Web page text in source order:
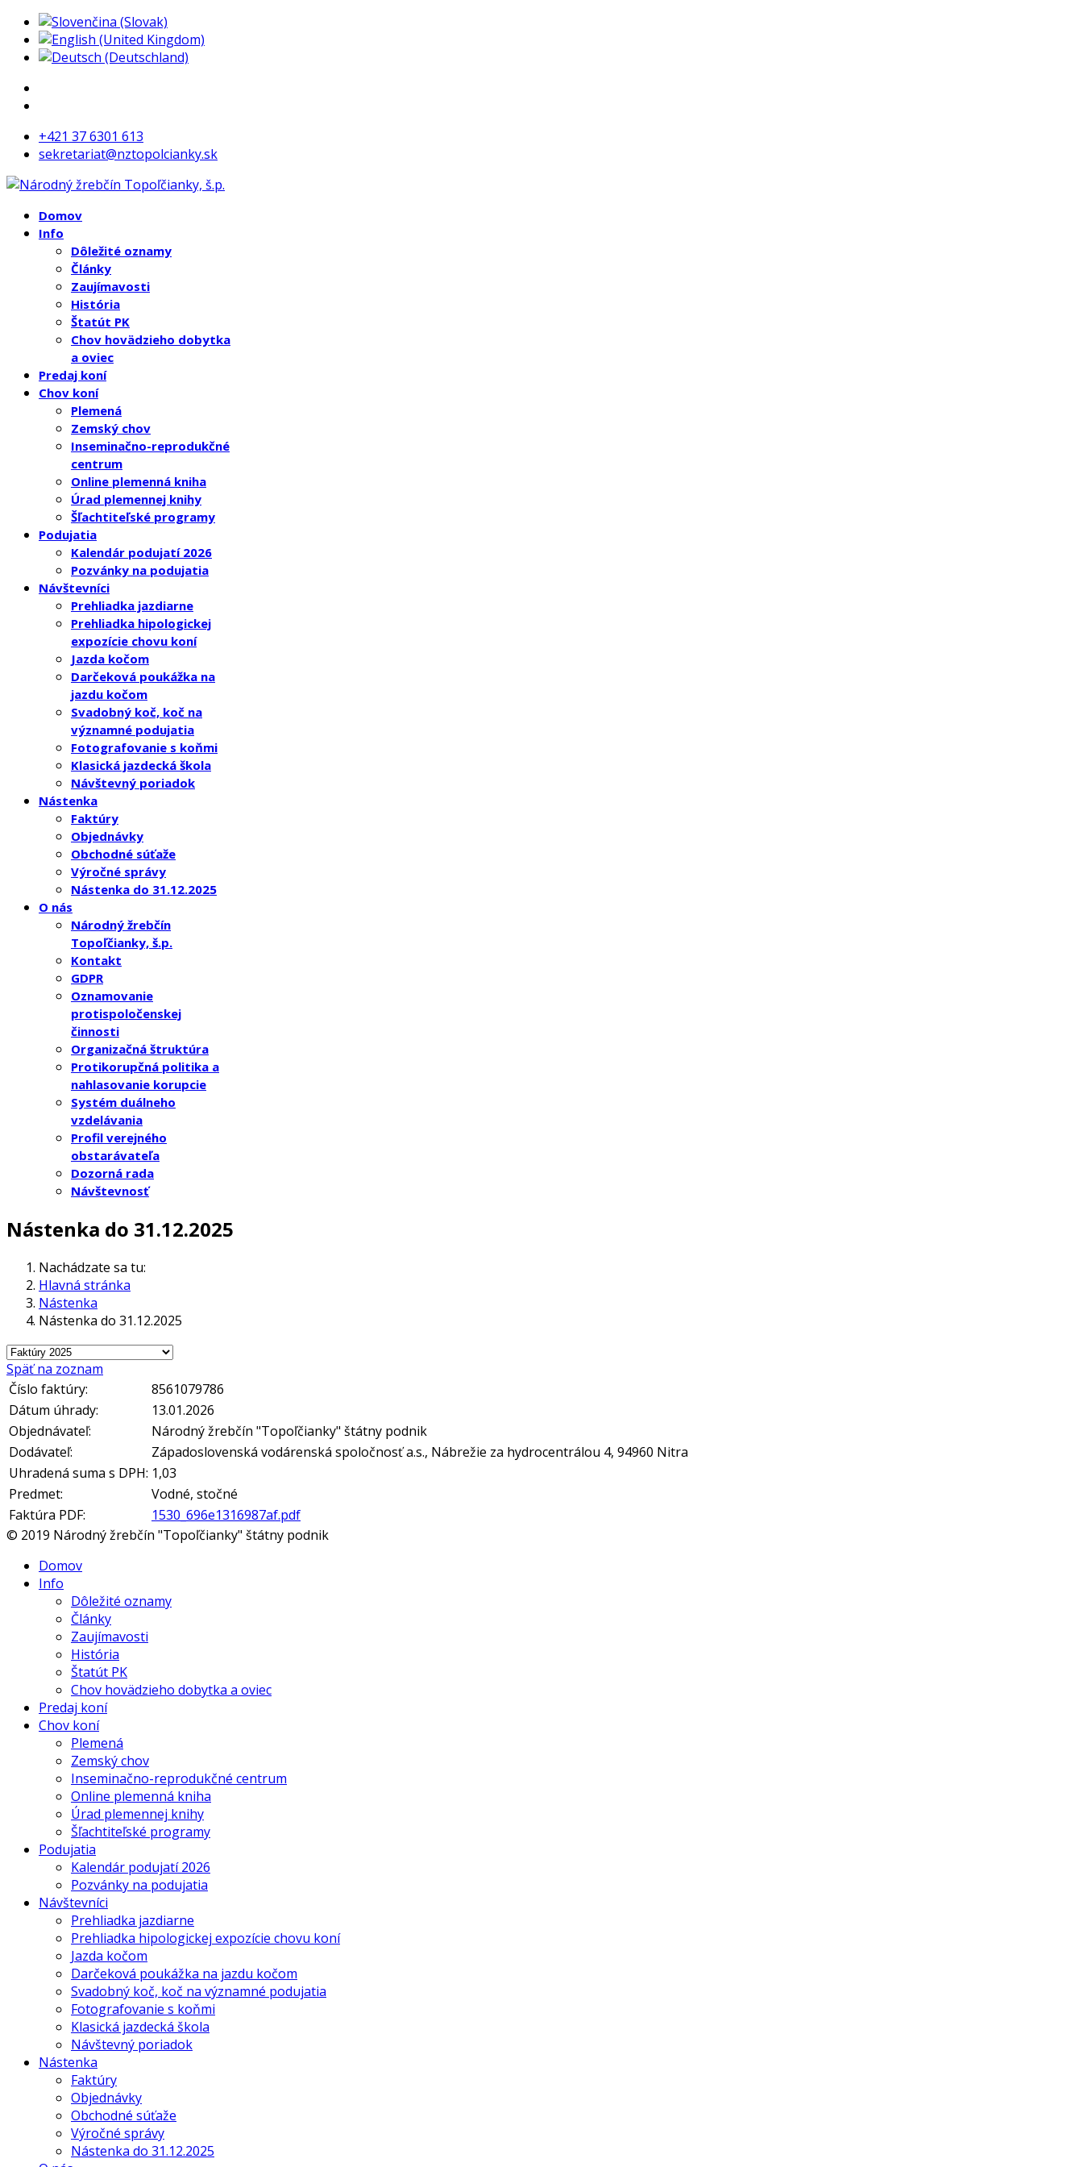
+421 37 6301 613
sekretariat@nztopolcianky.sk
Domov
Info
Dôležité oznamy
Články
Zaujímavosti
História
Štatút PK
Chov hovädzieho dobytka
a oviec
Predaj koní
Chov koní
Plemená
Zemský chov
Inseminačno-reprodukčné
centrum
Online plemenná kniha
Úrad plemennej knihy
Šľachtiteľské programy
Podujatia
Kalendár podujatí 2026
Pozvánky na podujatia
Návštevníci
Prehliadka jazdiarne
Prehliadka hipologickej
expozície chovu koní
Jazda kočom
Darčeková poukážka na
jazdu kočom
Svadobný koč, koč na
významné podujatia
Fotografovanie s koňmi
Klasická jazdecká škola
Návštevný poriadok
Nástenka
Faktúry
Objednávky
Obchodné súťaže
Výročné správy
Nástenka do 31.12.2025
O nás
Národný žrebčín
Topoľčianky, š.p.
Kontakt
GDPR
Oznamovanie
protispoločenskej
činnosti
Organizačná štruktúra
Protikorupčná politika a
nahlasovanie korupcie
Systém duálneho
vzdelávania
Profil verejného
obstarávateľa
Dozorná rada
Návštevnosť
Nástenka do 31.12.2025
Nachádzate sa tu:
Hlavná stránka
Nástenka
Nástenka do 31.12.2025
Späť na zoznam
Číslo faktúry:
8561079786
Dátum úhrady:
13.01.2026
Objednávateľ:
Národný žrebčín "Topoľčianky" štátny podnik
Dodávateľ:
Západoslovenská vodárenská spoločnosť a.s., Nábrežie za hydrocentrálou 4, 94960 Nitra
Uhradená suma s DPH: 1,03
Predmet:
Vodné, stočné
Faktúra PDF:
1530_696e1316987af.pdf
© 2019 Národný žrebčín "Topoľčianky" štátny podnik
Domov
Info
Dôležité oznamy
Články
Zaujímavosti
História
Štatút PK
Chov hovädzieho dobytka a oviec
Predaj koní
Chov koní
Plemená
Zemský chov
Inseminačno-reprodukčné centrum
Online plemenná kniha
Úrad plemennej knihy
Šľachtiteľské programy
Podujatia
Kalendár podujatí 2026
Pozvánky na podujatia
Návštevníci
Prehliadka jazdiarne
Prehliadka hipologickej expozície chovu koní
Jazda kočom
Darčeková poukážka na jazdu kočom
Svadobný koč, koč na významné podujatia
Fotografovanie s koňmi
Klasická jazdecká škola
Návštevný poriadok
Nástenka
Faktúry
Objednávky
Obchodné súťaže
Výročné správy
Nástenka do 31.12.2025